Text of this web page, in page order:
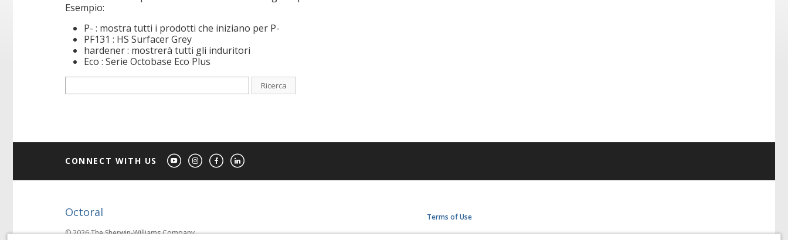
Esempio:
P- : mostra tutti i prodotti che iniziano per P-
PF131 : HS Surfacer Grey
hardener : mostrerà tutti gli induritori
Eco : Serie Octobase Eco Plus
Ricerca
CONNECT WITH US
Octoral
© 2026 The Sherwin-Williams Company
Terms of Use
Privacy Policy